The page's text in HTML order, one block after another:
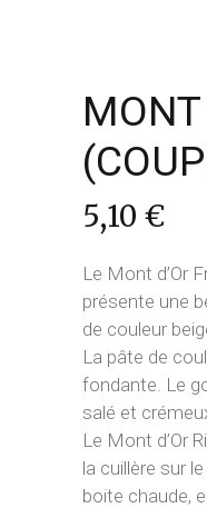
MONT
5,10 €
Le Mont d’Or
présente une
de couleur
La pâte de
fondante. Le
salé et
Le Mont d’Or
la cuillère sur
boite chaude,